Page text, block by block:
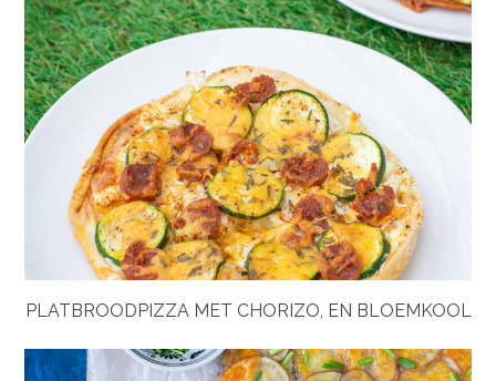
PLATBROODPIZZA MET CHORIZO, EN BLOEMKOOL